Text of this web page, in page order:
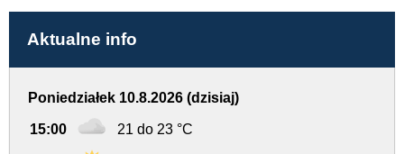
Aktualne info
Poniedziałek 10.8.2026 (dzisiaj)
15:00 21 do 23 °C